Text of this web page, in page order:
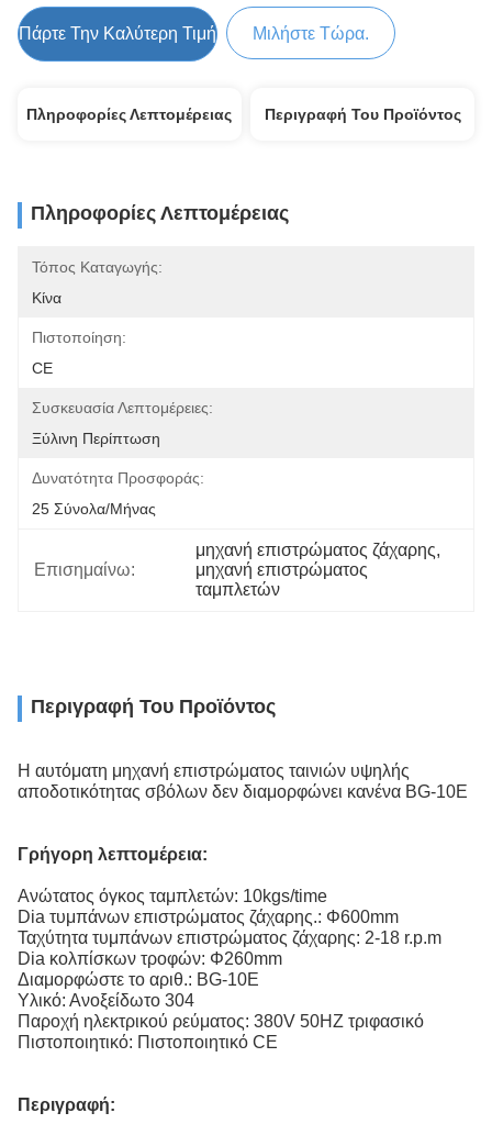
Πάρτε Την Καλύτερη Τιμή Μιλήστε Τώρα.
Πληροφορίες Λεπτομέρειας Περιγραφή Του Προϊόντος
Πληροφορίες Λεπτομέρειας
Τόπος Καταγωγής:
Κίνα
Πιστοποίηση:
CE
Συσκευασία Λεπτομέρειες:
Ξύλινη Περίπτωση
Δυνατότητα Προσφοράς:
25 Σύνολα/μήνας
Επισημαίνω:
μηχανή επιστρώματος ζάχαρης,
μηχανή επιστρώματος
ταμπλετών
Περιγραφή Του Προϊόντος
Η αυτόματη μηχανή επιστρώματος ταινιών υψηλής
αποδοτικότητας σβόλων δεν διαμορφώνει κανένα BG-10E
Γρήγορη λεπτομέρεια:
Ανώτατος όγκος ταμπλετών: 10kgs/time
Dia τυμπάνων επιστρώματος ζάχαρης.: Φ600mm
Ταχύτητα τυμπάνων επιστρώματος ζάχαρης: 2-18 r.p.m
Dia κολπίσκων τροφών: Φ260mm
Διαμορφώστε το αριθ.: BG-10E
Υλικό: Ανοξείδωτο 304
Παροχή ηλεκτρικού ρεύματος: 380V 50HZ τριφασικό
Πιστοποιητικό: Πιστοποιητικό CE
Περιγραφή: